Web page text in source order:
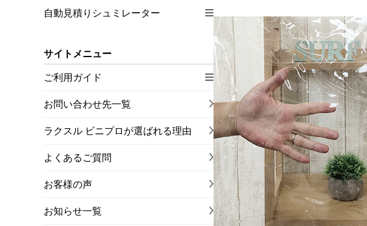
自動見積りシュミレーター
サイトメニュー
ご利用ガイド
お問い合わせ先一覧
ラクスル ビニプロが選ばれる理由
よくあるご質問
お客様の声
お知らせ一覧